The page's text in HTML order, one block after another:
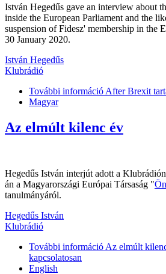
István Hegedűs gave an interview about
inside the European Parliament and the
suspension of Fidesz' membership in the
30 January 2020.
István Hegedűs
Klubrádió
További információ After Brexit
Magyar
Az elmúlt kilenc év
Hegedűs István interjút adott a
án a Magyarországi Európai Társaság "
tanulmányáról.
Hegedűs István
Klubrádió
További információ Az elmúlt
kapcsolatosan
English